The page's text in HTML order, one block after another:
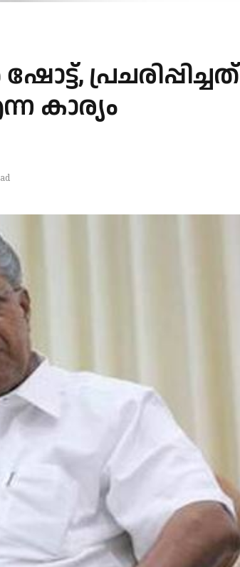
പ്രചരിപ്പിച്ചത്
കാര്യം